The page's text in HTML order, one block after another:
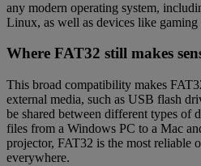
any modern operating system,
Linux, as well as devices like gaming
Where FAT32 still makes
This broad compatibility makes
external media, such as USB flash
be shared between different types of
files from a Windows PC to a Mac
projector, FAT32 is the most reliable
everywhere.